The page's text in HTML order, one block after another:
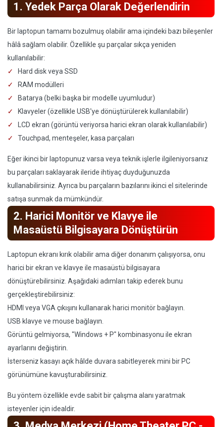
1. Yedek Parça Olarak Değerlendirin
Bir laptopun tamamı bozulmuş olabilir ama içindeki bazı bileşenler
hâlâ sağlam olabilir. Özellikle şu parçalar sıkça yeniden
kullanılabilir:
Hard disk veya SSD
RAM modülleri
Batarya (belki başka bir modelle uyumludur)
Klavyeler (özellikle USB'ye dönüştürülerek kullanılabilir)
LCD ekran (görüntü veriyorsa harici ekran olarak kullanılabilir)
Touchpad, menteşeler, kasa parçaları
Eğer ikinci bir laptopunuz varsa veya teknik işlerle ilgileniyorsanız
bu parçaları saklayarak ileride ihtiyaç duyduğunuzda
kullanabilirsiniz. Ayrıca bu parçaların bazılarını ikinci el sitelerinde
satışa sunmak da mümkündür.
2. Harici Monitör ve Klavye ile
Masaüstü Bilgisayara Dönüştürün
Laptopun ekranı kırık olabilir ama diğer donanım çalışıyorsa, onu
harici bir ekran ve klavye ile masaüstü bilgisayara
dönüştürebilirsiniz. Aşağıdaki adımları takip ederek bunu
gerçekleştirebilirsiniz:
HDMI veya VGA çıkışını kullanarak harici monitör bağlayın.
USB klavye ve mouse bağlayın.
Görüntü gelmiyorsa, "Windows + P" kombinasyonu ile ekran
ayarlarını değiştirin.
İsterseniz kasayı açık hâlde duvara sabitleyerek mini bir PC
görünümüne kavuşturabilirsiniz.
Bu yöntem özellikle evde sabit bir çalışma alanı yaratmak
isteyenler için idealdir.